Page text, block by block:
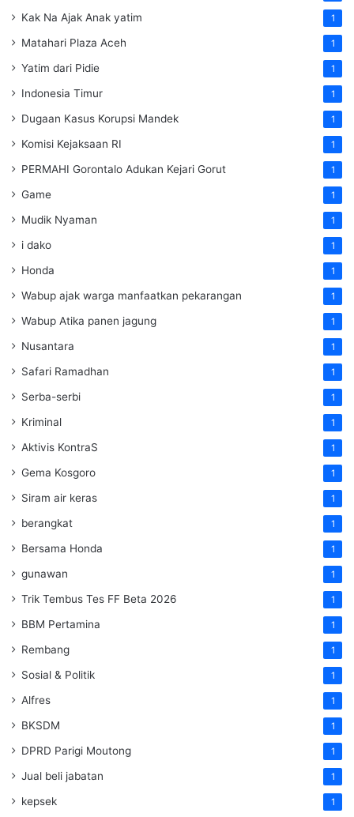
Kak Na Ajak Anak yatim 1
Matahari Plaza Aceh 1
Yatim dari Pidie 1
Indonesia Timur 1
Dugaan Kasus Korupsi Mandek 1
Komisi Kejaksaan RI 1
PERMAHI Gorontalo Adukan Kejari Gorut 1
Game 1
Mudik Nyaman 1
i dako 1
Honda 1
Wabup ajak warga manfaatkan pekarangan 1
Wabup Atika panen jagung 1
Nusantara 1
Safari Ramadhan 1
Serba-serbi 1
Kriminal 1
Aktivis KontraS 1
Gema Kosgoro 1
Siram air keras 1
berangkat 1
Bersama Honda 1
gunawan 1
Trik Tembus Tes FF Beta 2026 1
BBM Pertamina 1
Rembang 1
Sosial & Politik 1
Alfres 1
BKSDM 1
DPRD Parigi Moutong 1
Jual beli jabatan 1
kepsek 1